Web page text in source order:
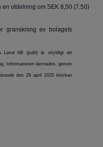
en utdelning om SEK 8,50 (7,50)
granskning av bolagets
Laval AB (publ) är skyldigt att
Informationen lämnades, genom
den 29 april 2025 klockan